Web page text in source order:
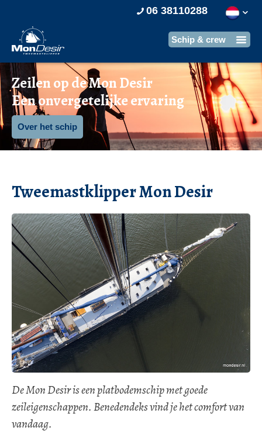
06 38110288
Zeilen op de Mon Desir
Een onvergetelijke ervaring
Over het schip
Tweemastklipper Mon Desir
De Mon Desir is een platbodemschip met goede
zeileigenschappen. Benedendeks vind je het comfort van
vandaag.